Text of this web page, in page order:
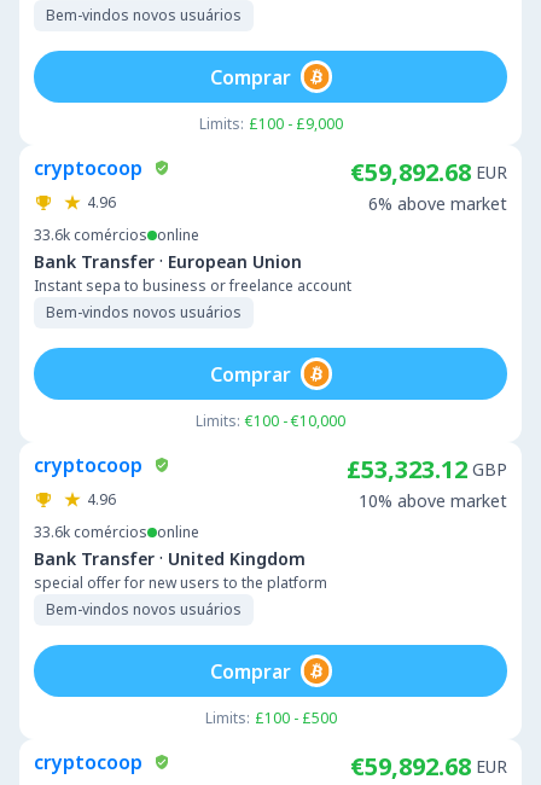
Bem-vindos novos usuários
Limits: £100 - £9,000
Comprar
cryptocoop
4.96
33.6k comércios online
Bank Transfer · European Union
Instant sepa to business or freelance account
Bem-vindos novos usuários
€59,892.68 EUR
6% above market
Limits: €100 - €10,000
Comprar
cryptocoop
4.96
33.6k comércios online
Bank Transfer · United Kingdom
special offer for new users to the platform
Bem-vindos novos usuários
£53,323.12 GBP
10% above market
Limits: £100 - £500
Comprar
cryptocoop €59,892.68 EUR